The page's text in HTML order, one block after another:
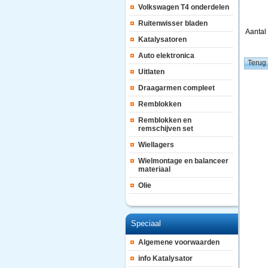
Volkswagen T4 onderdelen
Ruitenwisser bladen
Katalysatoren
Auto elektronica
Uitlaten
Draagarmen compleet
Remblokken
Remblokken en
remschijven set
Wiellagers
Wielmontage en balanceer
materiaal
Olie
Speciaal
Algemene voorwaarden
info Katalysator